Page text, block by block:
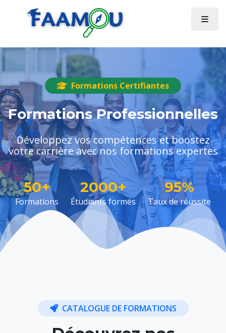
Formations Certifiantes
Formations Professionnelles
Développez vos compétences et boostez
votre carrière avec nos formations expertes
50+
Formations
2000+
Étudiants formés
95%
Taux de réussite
CATALOGUE DE FORMATIONS